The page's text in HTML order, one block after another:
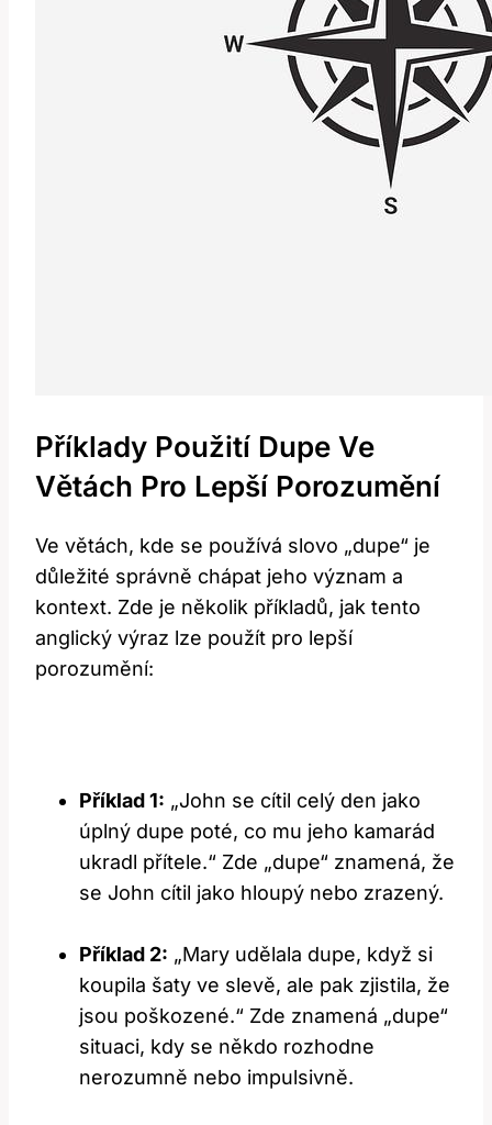
Příklady Použití Dupe Ve
Větách Pro Lepší Porozumění
Ve větách, kde se používá slovo „dupe“ je
důležité správně chápat jeho význam a
kontext. Zde je několik příkladů, jak tento
anglický výraz lze použít pro lepší
porozumění:
Příklad 1: „John se cítil celý den jako
úplný dupe poté, co mu jeho kamarád
ukradl přítele.“ Zde „dupe“ znamená, že
se John cítil jako hloupý nebo zrazený.
Příklad 2: „Mary udělala dupe, když si
koupila šaty ve slevě, ale pak zjistila, že
jsou poškozené.“ Zde znamená „dupe“
situaci, kdy se někdo rozhodne
nerozumně nebo impulsivně.